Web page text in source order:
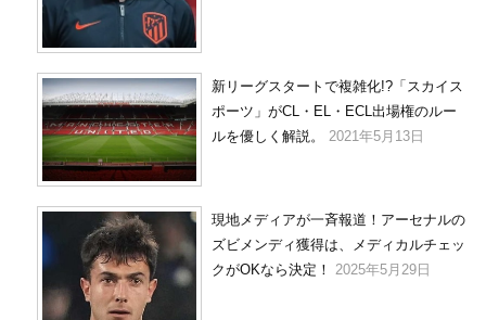
新リーグスタートで複雑化!?「スカイス
ポーツ」がCL・EL・ECL出場権のルー
ルを優しく解説。
2021年5月13日
現地メディアが一斉報道！アーセナルの
ズビメンディ獲得は、メディカルチェッ
クがOKなら決定！
2025年5月29日